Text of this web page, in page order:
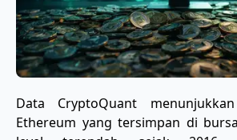
Data CryptoQuant
Ethereum yang tersimpan di